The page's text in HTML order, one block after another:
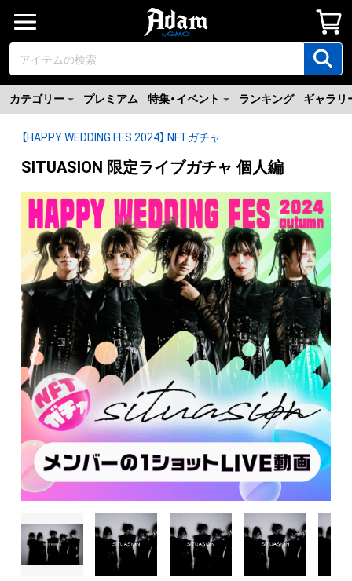
カテゴリー プレミアム 特集・イベント ランキング ギャラリ
【HAPPY WEDDING FES 2024】 NFTガチャ
SITUASION 限定ライブガチャ 個人編